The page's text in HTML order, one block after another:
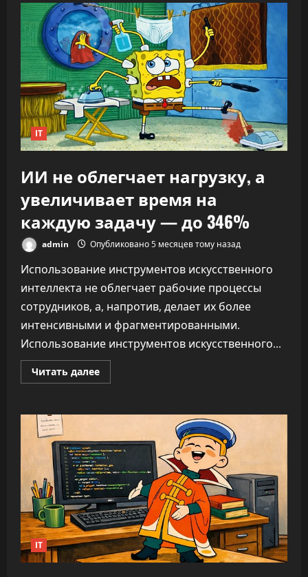
знает,
что
делать»:
CEO
OpenAI
заявил,
что
ИИ
переписывает
правила
капитализма
IT
ИИ не облегчает нагрузку, а
увеличивает время на
каждую задачу — до 346%
admin Опубликовано 5 месяцев тому назад
Использование инструментов искусственного
интеллекта не облегчает рабочие процессы
сотрудников, а, напротив, делает их более
интенсивными и фрагментированными.
Использование инструментов искусственного...
Читать далееПрочитать
больше
облегчает
а
увеличивает
время
на
каждую
задачу
—
до
346%
IT